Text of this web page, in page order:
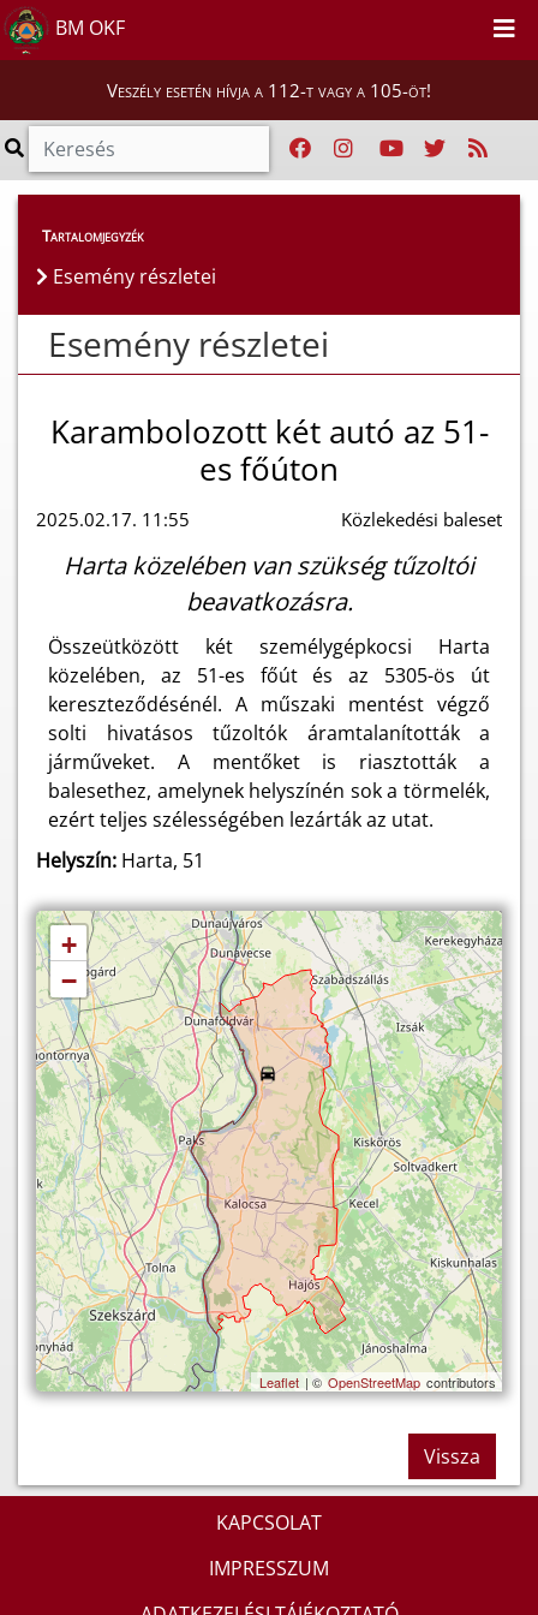
BM OKF
Veszély esetén hívja a 112-t vagy a 105-öt!
Esemény részletei
Tartalomjegyzék
Esemény részletei
Esemény részletei
Karambolozott két autó az 51-
es főúton
2025.02.17. 11:55 Közlekedési baleset
Harta közelében van szükség tűzoltói
beavatkozásra.
Összeütközött két személygépkocsi Harta
közelében, az 51-es főút és az 5305-ös út
kereszteződésénél. A műszaki mentést végző
solti hivatásos tűzoltók áramtalanították a
járműveket. A mentőket is riasztották a
balesethez, amelynek helyszínén sok a törmelék,
ezért teljes szélességében lezárták az utat.
Helyszín: Harta, 51
+
−
Leaflet | © OpenStreetMap contributors
Vissza
KAPCSOLAT
IMPRESSZUM